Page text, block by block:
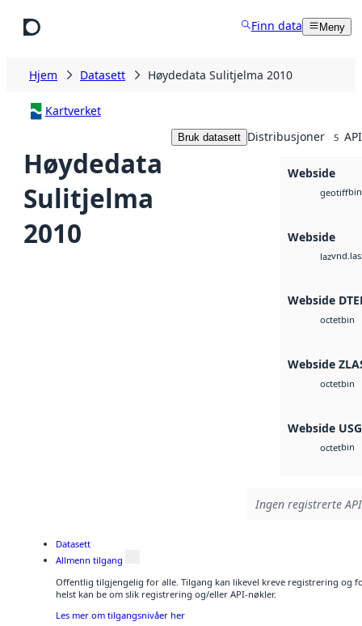
Finn data Meny
Hjem Datasett Høydedata Sulitjelma 2010
Kartverket
Høydedata
Sulitjelma
2010
Bruk datasett Distribusjoner 5
Webside
geotiffbin
Webside
laz
Webside
octetbin
Webside
octetbin
Webside
octetbin
Ingen registrerte
Datasett
Allmenn tilgang
Offentlig tilgjengelig for alle. Tilgang kan likevel kreve registrering og
helst kan be om slik registrering og/eller API-nøkler.
Les mer om tilgangsnivåer her